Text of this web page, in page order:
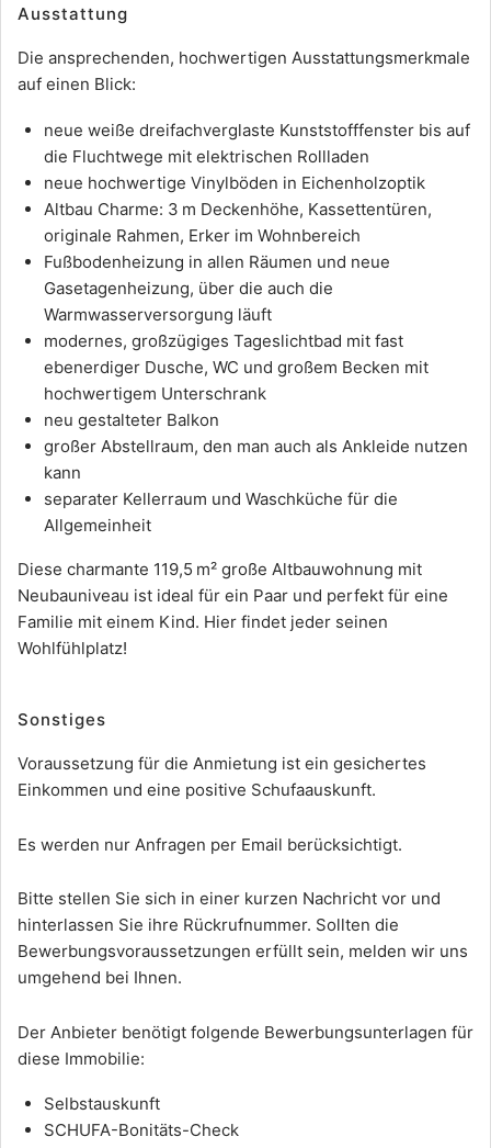
Ausstattung
Die ansprechenden, hochwertigen Ausstattungsmerkmale
auf einen Blick:
neue weiße dreifachverglaste Kunststofffenster bis auf
die Fluchtwege mit elektrischen Rollladen
neue hochwertige Vinylböden in Eichenholzoptik
Altbau Charme: 3 m Deckenhöhe, Kassettentüren,
originale Rahmen, Erker im Wohnbereich
Fußbodenheizung in allen Räumen und neue
Gasetagenheizung, über die auch die
Warmwasserversorgung läuft
modernes, großzügiges Tageslichtbad mit fast
ebenerdiger Dusche, WC und großem Becken mit
hochwertigem Unterschrank
neu gestalteter Balkon
großer Abstellraum, den man auch als Ankleide nutzen
kann
separater Kellerraum und Waschküche für die
Allgemeinheit
Diese charmante 119,5 m² große Altbauwohnung mit
Neubauniveau ist ideal für ein Paar und perfekt für eine
Familie mit einem Kind. Hier findet jeder seinen
Wohlfühlplatz!
Sonstiges
Voraussetzung für die Anmietung ist ein gesichertes
Einkommen und eine positive Schufaauskunft.
Es werden nur Anfragen per Email berücksichtigt.
Bitte stellen Sie sich in einer kurzen Nachricht vor und
hinterlassen Sie ihre Rückrufnummer. Sollten die
Bewerbungsvoraussetzungen erfüllt sein, melden wir uns
umgehend bei Ihnen.
Der Anbieter benötigt folgende Bewerbungsunterlagen für
diese Immobilie:
Selbstauskunft
SCHUFA-Bonitäts-Check